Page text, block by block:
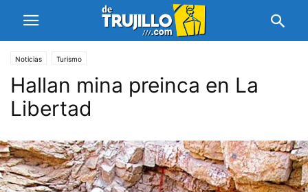
Noticias Turismo
Hallan mina preinca en La
Libertad